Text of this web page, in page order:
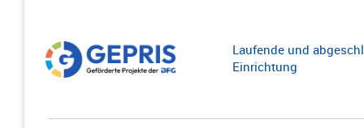
Laufende und
Einrichtung